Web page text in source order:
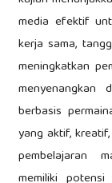
media efektif
kerja sama,
meningkatkan
menyenangkan
berbasis
yang aktif,
pembelajaran